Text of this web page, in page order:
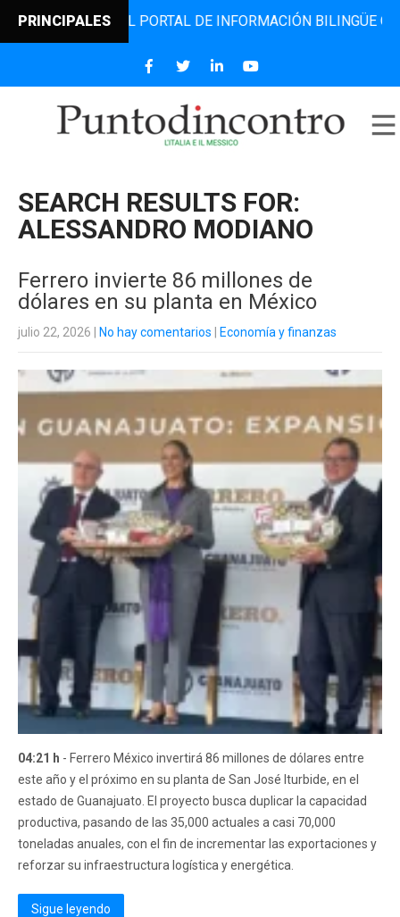
PRINCIPALES
EL PORTAL DE INFORMACIÓN BILINGÜE QUE DESDE
SEARCH RESULTS FOR:
ALESSANDRO MODIANO
Ferrero invierte 86 millones de
dólares en su planta en México
julio 22, 2026 No hay comentarios Economía y finanzas
04:21 h - Ferrero México invertirá 86 millones de dólares entre
este año y el próximo en su planta de San José Iturbide, en el
estado de Guanajuato. El proyecto busca duplicar la capacidad
productiva, pasando de las 35,000 actuales a casi 70,000
toneladas anuales, con el fin de incrementar las exportaciones y
reforzar su infraestructura logística y energética.
Sigue leyendo